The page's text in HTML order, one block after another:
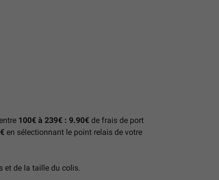
100€ à 239€ : 9.90€ de frais de port
en sélectionnant le point relais de votre
et de la taille du colis.